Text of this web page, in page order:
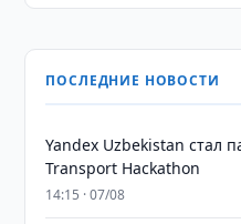
ПОСЛЕДНИЕ НОВОСТИ
Yandex Uzbekistan стал
Transport Hackathon
14:15 · 07/08